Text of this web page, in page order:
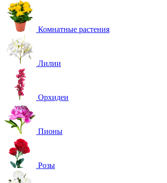
Комнатные растения
Лилии
Орхидеи
Пионы
Розы